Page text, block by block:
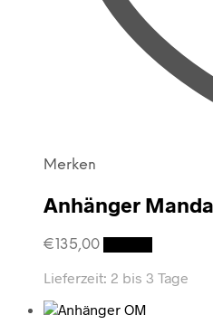
Merken
Anhänger
€135,00
Lieferzeit: 2 bis 3 Tage